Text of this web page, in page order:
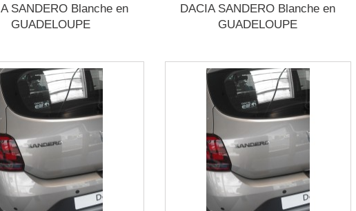
SANDERO Blanche en
GUADELOUPE
DACIA SANDERO Blanche en
GUADELOUPE